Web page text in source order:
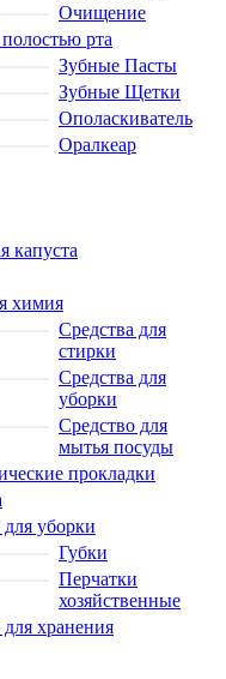
Очищение
рта
Зубные Пасты
Зубные Щетки
Ополаскиватель
Оралкеар
капуста
химия
Средства для
стирки
Средства для
уборки
Средство для
мытья посуды
прокладки
уборки
Губки
Перчатки
хозяйственные
хранения